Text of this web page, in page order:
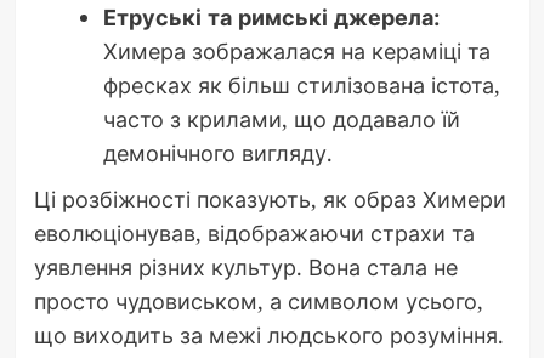
Етруські та римські джерела:
Химера зображалася на кераміці та
фресках як більш стилізована істота,
часто з крилами, що додавало їй
демонічного вигляду.
Ці розбіжності показують, як образ Химери
еволюціонував, відображаючи страхи та
уявлення різних культур. Вона стала не
просто чудовиськом, а символом усього,
що виходить за межі людського розуміння.